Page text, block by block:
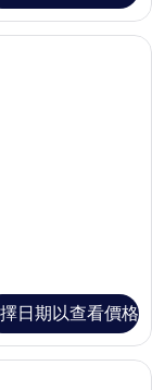
房, 陽台, 海景 | 書桌
日期以查看價格
Room – Annex